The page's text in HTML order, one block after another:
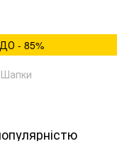
- 85%
Шапки